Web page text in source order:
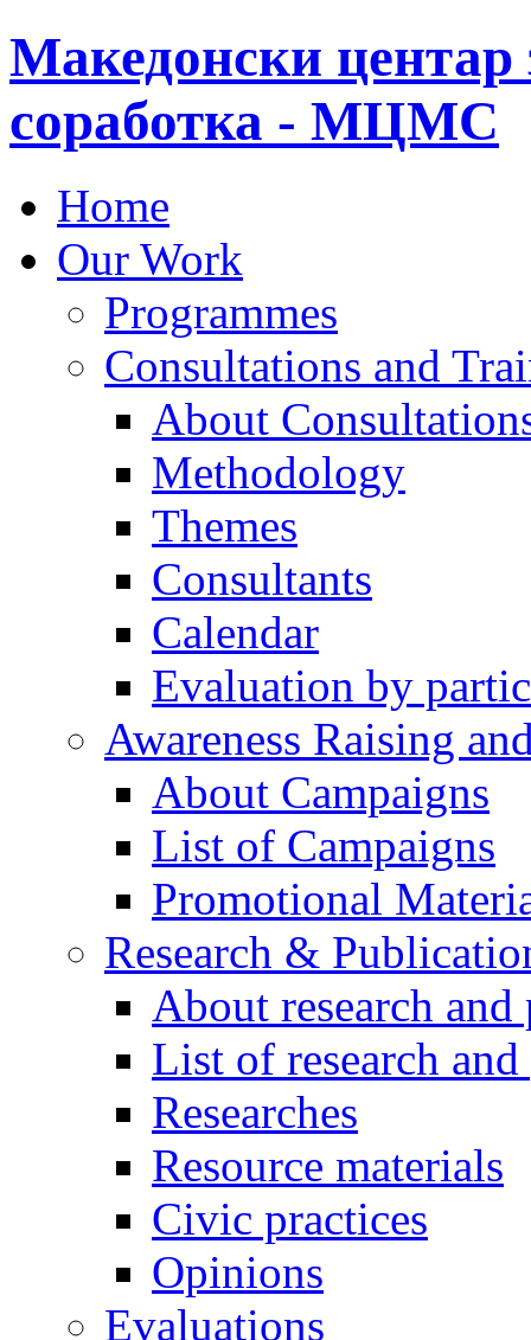
Македонски центар
соработка - МЦМС
Home
Our Work
Programmes
Consultations and
About
Methodology
Themes
Consultants
Calendar
Evaluation by
Awareness Raising
About Campaigns
List of Campaigns
Promotional
Research &
About research
List of research
Researches
Resource materials
Civic practices
Opinions
Evaluations